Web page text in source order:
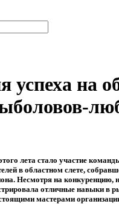
успеха на
лета стало участие
в областном слете,
Несмотря на конкуренцию,
отличные навыки в
мастерами